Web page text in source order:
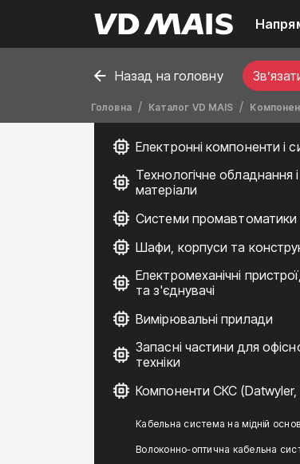
Назад на головну
Головна Каталог VD MAIS
Електронні компоненти і
Технологічне обладнання і
матеріали
Системи промавтоматики
Шафи, корпуси та
Електромеханічні
та з'єднувачі
Вимірювальні прилади
Запасні частини для
техніки
Компоненти СКС (Datwyler,
Кабельна система на мідній
Волоконно-оптична кабельна